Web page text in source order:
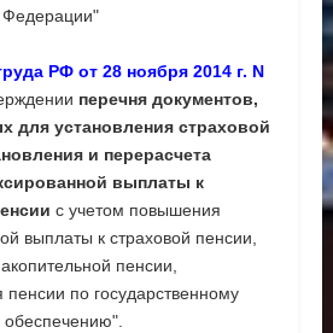
Федерации"
РФ от 28 ноября 2014 г. N
перечня документов,
для установления страховой
и перерасчета
выплаты к
с учетом повышения
выплаты к страховой пенсии,
пенсии,
пенсии по государственному